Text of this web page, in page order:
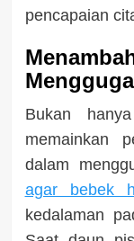
pencapaian
Bukan
memainkan
dalam
agar bebek
kedalaman